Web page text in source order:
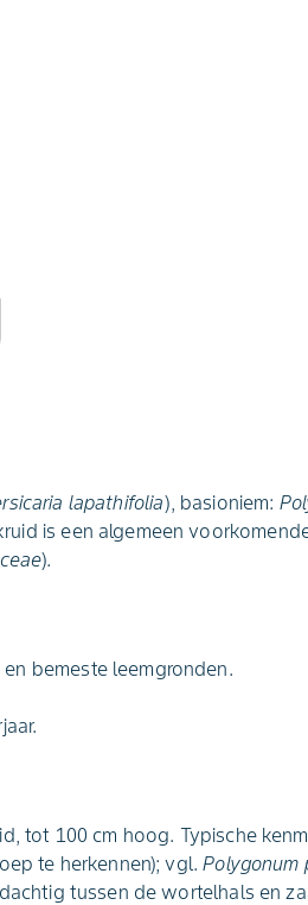
lapathifolia), basioniem:
is een algemeen
).
bemeste leemgronden.
tot 100 cm hoog. Typische
te herkennen); vgl.Polygonum
tussen de wortelhals en